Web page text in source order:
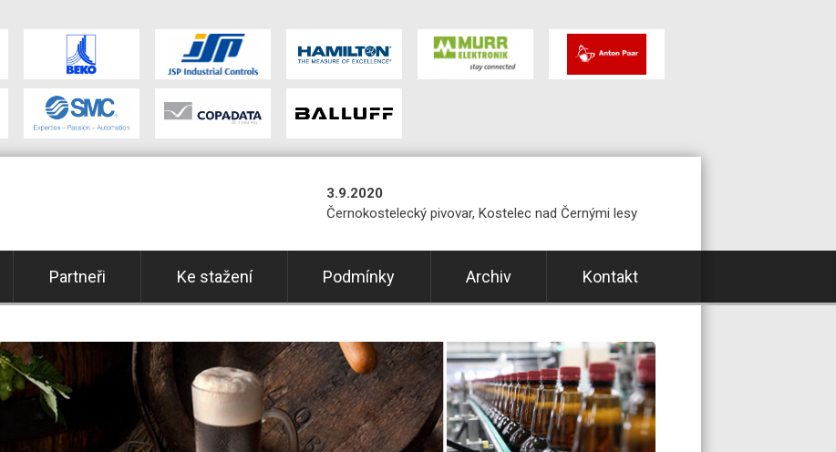
3.9.2020
Černokostelecký pivovar, Kostelec nad Černými lesy
Partneři Ke stažení Podmínky Archiv Kontakt